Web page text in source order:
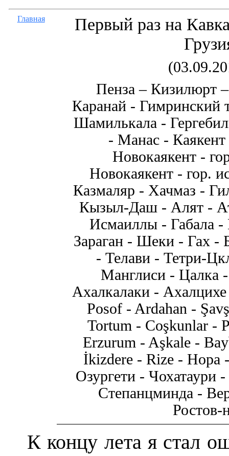
Главная
Первый раз на
Пенза – Кизилюрт
Каранай - Гимринский
Шамилькала -
- Манас -
Новокаякент -
Новокаякент - гор.
Казмаляр - Хачмаз -
Кызыл-Даш - Алят -
Исмаиллы - Габала
Зараган - Шеки - Гах -
- Телави - Тетри-
Манглиси - Цалка
Ахалкалаки -
Posof - Ardahan -
Tortum - Coşkunlar -
Erzurum - Aşkale -
İkizdere - Rize - Hopa
Озургети - Чохатаури
Степанцминда -
Ростов-
К концу лета я стал